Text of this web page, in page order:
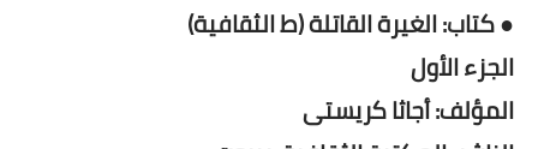
● كتاب: الغيرة القاتلة (ط الثقافية)
الجزء الأول
المؤلف: أجاثا كريستى